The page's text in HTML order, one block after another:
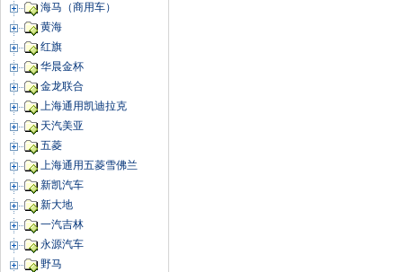
海马（商用车）
黄海
红旗
华晨金杯
金龙联合
上海通用凯迪拉克
天汽美亚
五菱
上海通用五菱雪佛兰
新凯汽车
新大地
一汽吉林
永源汽车
野马